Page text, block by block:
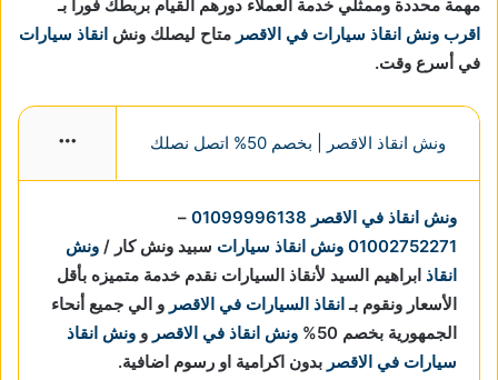
مهمة محددة وممثلي خدمة العملاء دورهم القيام بربطك فورا بـ
اقرب ونش انقاذ سيارات في الاقصر متاح ليصلك ونش انقاذ سيارات
في أسرع وقت.
ونش انقاذ الاقصر | بخصم 50% اتصل نصلك
ونش انقاذ في الاقصر 01099996138
–
01002752271 ونش انقاذ سيارات سبيد ونش كار / ونش
انقاذ ابراهيم السيد لأنقاذ السيارات نقدم خدمة متميزه بأقل
الأسعار ونقوم بـانقاذ السيارات في الاقصر و الي جميع أنحاء
الجمهورية بخصم 50%
ونش انقاذ في الاقصر و ونش انقاذ
سيارات في الاقصر بدون اكرامية او رسوم اضافية.